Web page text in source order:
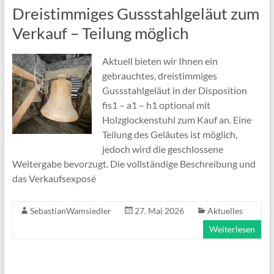
Dreistimmiges Gussstahlgeläut zum
Verkauf – Teilung möglich
Aktuell bieten wir Ihnen ein
gebrauchtes, dreistimmiges
Gussstahlgeläut in der Disposition
fis1 – a1 – h1 optional mit
Holzglockenstuhl zum Kauf an. Eine
Teilung des Geläutes ist möglich,
jedoch wird die geschlossene
Weitergabe bevorzugt. Die vollständige Beschreibung und
das Verkaufsexposé
SebastianWamsiedler 27. Mai 2026
Aktuelles
Weiterlesen